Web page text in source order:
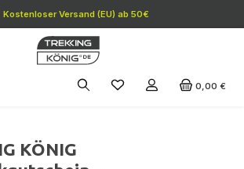
Kostenloser Versand (EU) ab 50€
0,00 €
KÖNIG